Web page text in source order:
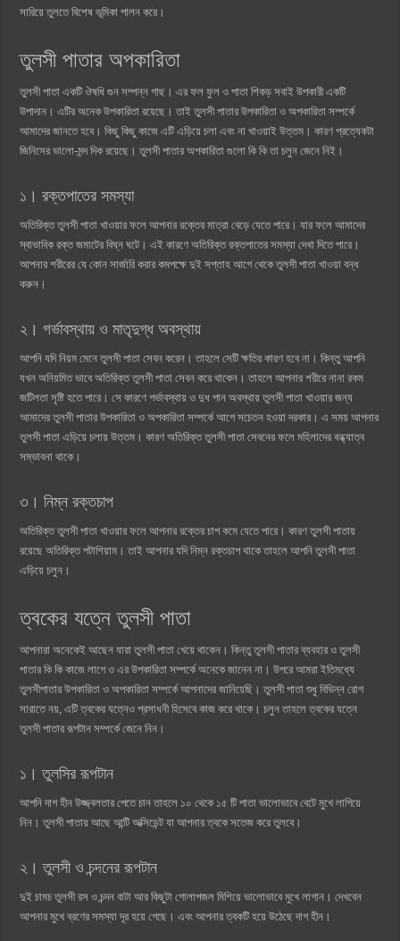
সারিয়ে তুলতে বিশেষ ভূমিকা পালন করে।
তুলসী পাতার অপকারিতা
তুলসী পাতা একটি ঔষধি গুন সম্পন্ন গাছ। এর ফল ফুল ও পাতা শিকড় সবাই উপকারী একটি
উপাদান। এটির অনেক উপকারিতা রয়েছে। তাই তুলসী পাতার উপকারিতা ও অপকারিতা সম্পর্কে
আমাদের জানতে হবে। কিছু কিছু কাজে এটি এড়িয়ে চলা এবং না খাওয়াই উত্তম। কারণ প্রত্যেকটা
জিনিসের ভালো-মন্দ দিক রয়েছে। তুলসী পাতার অপকারিতা গুলো কি কি তা চলুন জেনে নিই।
১। রক্তপাতের সমস্যা
অতিরিক্ত তুলসী পাতা খাওয়ার ফলে আপনার রক্তের মাত্রা বেড়ে যেতে পারে। যার ফলে আমাদের
স্বাভাবিক রক্ত জমাটের বিঘ্ন ঘটে। এই কারণে অতিরিক্ত রক্তপাতের সমস্যা দেখা দিতে পারে।
আপনার শরীরের যে কোন সার্জারি করার কমপক্ষে দুই সপ্তাহ আগে থেকে তুলসী পাতা খাওয়া বন্ধ
করুন।
২। গর্ভাবস্থায় ও মাতৃদুগ্ধ অবস্থায়
আপনি যদি নিয়ম মেনে তুলসী পাতা সেবন করেন। তাহলে সেটি ক্ষতির কারণ হবে না। কিন্তু আপনি
যখন অনিয়মিত ভাবে অতিরিক্ত তুলসী পাতা সেবন করে থাকেন। তাহলে আপনার শরীরে নানা রকম
জটিলতা সৃষ্টি হতে পারে। সে কারণে গর্ভাবস্থায় ও দুধ পান অবস্থায় তুলসী পাতা খাওয়ার জন্য
আমাদের তুলসী পাতার উপকারিতা ও অপকারিতা সম্পর্কে আগে সচেতন হওয়া দরকার। এ সময় আপনার
তুলসী পাতা এড়িয়ে চলায় উত্তম। কারণ অতিরিক্ত তুলসী পাতা সেবনের ফলে মহিলাদের বন্ধ্যাত্ব
সম্ভাবনা থাকে।
৩। নিম্ন রক্তচাপ
অতিরিক্ত তুলসী পাতা খাওয়ার ফলে আপনার রক্তের চাপ কমে যেতে পারে। কারণ তুলসী পাতায়
রয়েছে অতিরিক্ত পটাশিয়াম। তাই আপনার যদি নিম্ন রক্তচাপ থাকে তাহলে আপনি তুলসী পাতা
এড়িয়ে চলুন।
ত্বকের যত্নে তুলসী পাতা
আপনারা অনেকেই আছেন যারা তুলসী পাতা খেয়ে থাকেন। কিন্তু তুলসী পাতার ব্যবহার ও তুলসী
পাতার কি কি কাজে লাগে ও এর উপকারিতা সম্পর্কে অনেকে জানেন না। উপরে আমরা ইতিমধ্যে
তুলসীপাতার উপকারিতা ও অপকারিতা সম্পর্কে আপনাদের জানিয়েছি। তুলসী পাতা শুধু বিভিন্ন রোগ
সারাতে নয়, এটি ত্বকের যত্নেও প্রসাধনী হিসেবে কাজ করে থাকে। চলুন তাহলে ত্বকের যত্নে
তুলসী পাতার রূপটান সম্পর্কে জেনে নিন।
১। তুলসির রূপটান
আপনি দাগ হীন উজ্জ্বলতার পেতে চান তাহলে ১০ থেকে ১৫ টি পাতা ভালোভাবে বেটে মুখে লাগিয়ে
নিন। তুলসী পাতায় আছে আন্টি অক্সিডেন্ট যা আপনার ত্বকে সতেজ করে তুলবে।
২। তুলসী ও চন্দনের রূপটান
দুই চামচ তুলসী রস ও চন্দন বাটা আর কিছুটা গোলাপজল মিশিয়ে ভালোভাবে মুখে লাগান। দেখবেন
আপনার মুখে ব্রণের সমস্যা দূর হয়ে গেছে। এবং আপনার ত্বকটি হয়ে উঠেছে দাগ হীন।